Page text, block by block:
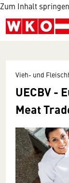
Zum Inhalt springen
Vieh- und
UECBV -
Meat